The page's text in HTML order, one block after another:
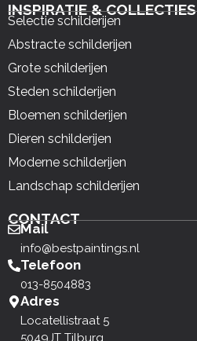
INSPIRATIE & COLLECTIES
Selectie schilderijen
Abstracte schilderijen
Grote schilderijen
Steden schilderijen
Bloemen schilderijen
Dieren schilderijen
Moderne schilderijen
Landschap schilderijen
CONTACT
Mail
info@bestpaintings.nl
Telefoon
013-8504883
Adres
Locatellistraat 5
5049JT Tilburg